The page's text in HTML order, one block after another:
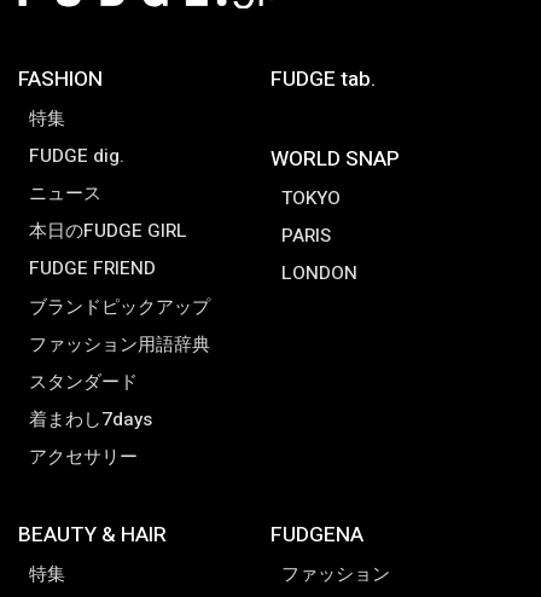
FASHION
特集
FUDGE dig.
ニュース
本日のFUDGE GIRL
FUDGE FRIEND
ブランドピックアップ
ファッション用語辞典
スタンダード
着まわし7days
アクセサリー
FUDGE tab.
WORLD SNAP
TOKYO
PARIS
LONDON
BEAUTY & HAIR
特集
FUDGENA
ファッション